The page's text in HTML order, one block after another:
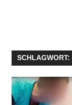
SCHLAGWORT: